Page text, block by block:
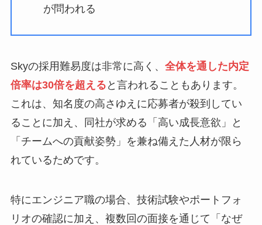
が問われる
Skyの採用難易度は非常に高く、 全体を通した内定
倍率は30倍を超える と言われることもあります。
これは、知名度の高さゆえに応募者が殺到してい
ることに加え、同社が求める「高い成長意欲」と
「チームへの貢献姿勢」を兼ね備えた人材が限ら
れているためです。
特にエンジニア職の場合、技術試験やポートフォ
リオの確認に加え、複数回の面接を通じて「なぜ